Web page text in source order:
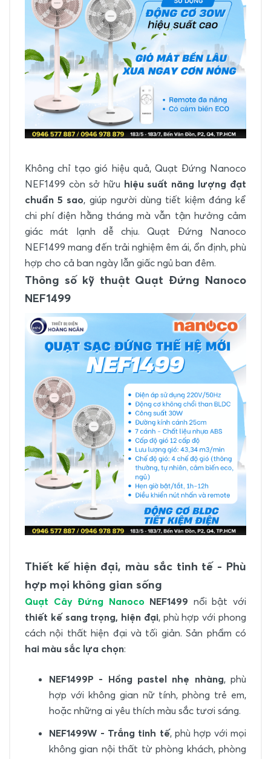
Không chỉ tạo gió hiệu quả, Quạt Đứng Nanoco
NEF1499 còn sở hữu hiệu suất năng lượng đạt
chuẩn 5 sao, giúp người dùng tiết kiệm đáng kể
chi phí điện hằng tháng mà vẫn tận hưởng cảm
giác mát lạnh dễ chịu. Quạt Đứng Nanoco
NEF1499 mang đến trải nghiệm êm ái, ổn định, phù
hợp cho cả ban ngày lẫn giấc ngủ ban đêm.
Thông số kỹ thuật Quạt Đứng Nanoco
NEF1499
Thiết kế hiện đại, màu sắc tinh tế - Phù
hợp mọi không gian sống
Quạt Cây Đứng Nanoco NEF1499 nổi bật với
thiết kế sang trọng, hiện đại, phù hợp với phong
cách nội thất hiện đại và tối giản. Sản phẩm có
hai màu sắc lựa chọn:
NEF1499P - Hồng pastel nhẹ nhàng, phù
hợp với không gian nữ tính, phòng trẻ em,
hoặc những ai yêu thích màu sắc tươi sáng.
NEF1499W - Trắng tinh tế, phù hợp với mọi
không gian nội thất từ phòng khách, phòng